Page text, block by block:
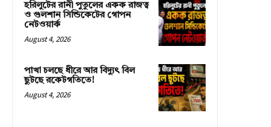
হরিলুটের রানী পুতুলের একক রাজত্ব
ও গুলশান সিন্ডিকেটের গোপন
নেটওয়ার্ক
August 4, 2026
পাখা চলছে ধীরে আর বিদ্যুৎ বিল
ছুটছে রকেটগতিতে!
August 4, 2026